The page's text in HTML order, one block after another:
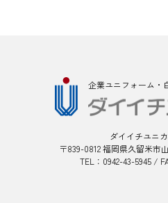
企業ユニフォーム・
ダイイチユニ
〒839-0812 福岡県久留米市
TEL：0942-43-5945 /